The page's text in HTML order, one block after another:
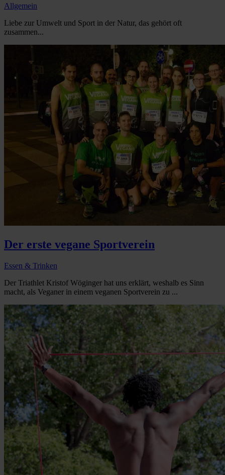
Allgemein
Liebe zur Umwelt und Sport in der Natur, das gehört oft
zusammen...
Der erste vegane Sportverein
Essen & Trinken
Der Triathlet Kristof Wöginger hat uns erklärt, weshalb es Sinn
macht, als Veganer in einem veganen Sportverein zu ...